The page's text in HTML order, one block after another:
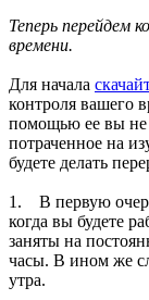
Теперь перейдем
времени.
Для начала
контроля вашего
помощью ее вы не
потраченное на
будете делать
1. В первую
когда вы будете
заняты на
часы. В ином же
утра.